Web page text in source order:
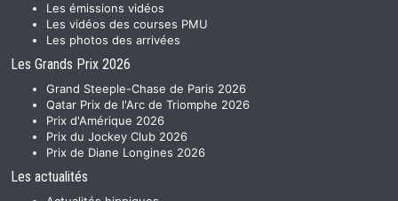
Les émissions vidéos
Les vidéos des courses PMU
Les photos des arrivées
Les Grands Prix 2026
Grand Steeple-Chase de Paris 2026
Qatar Prix de l'Arc de Triomphe 2026
Prix d'Amérique 2026
Prix du Jockey Club 2026
Prix de Diane Longines 2026
Les actualités